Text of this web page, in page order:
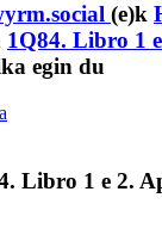
(e)k
1Q84. Libro 1
egin du
Libro 1 e 2.